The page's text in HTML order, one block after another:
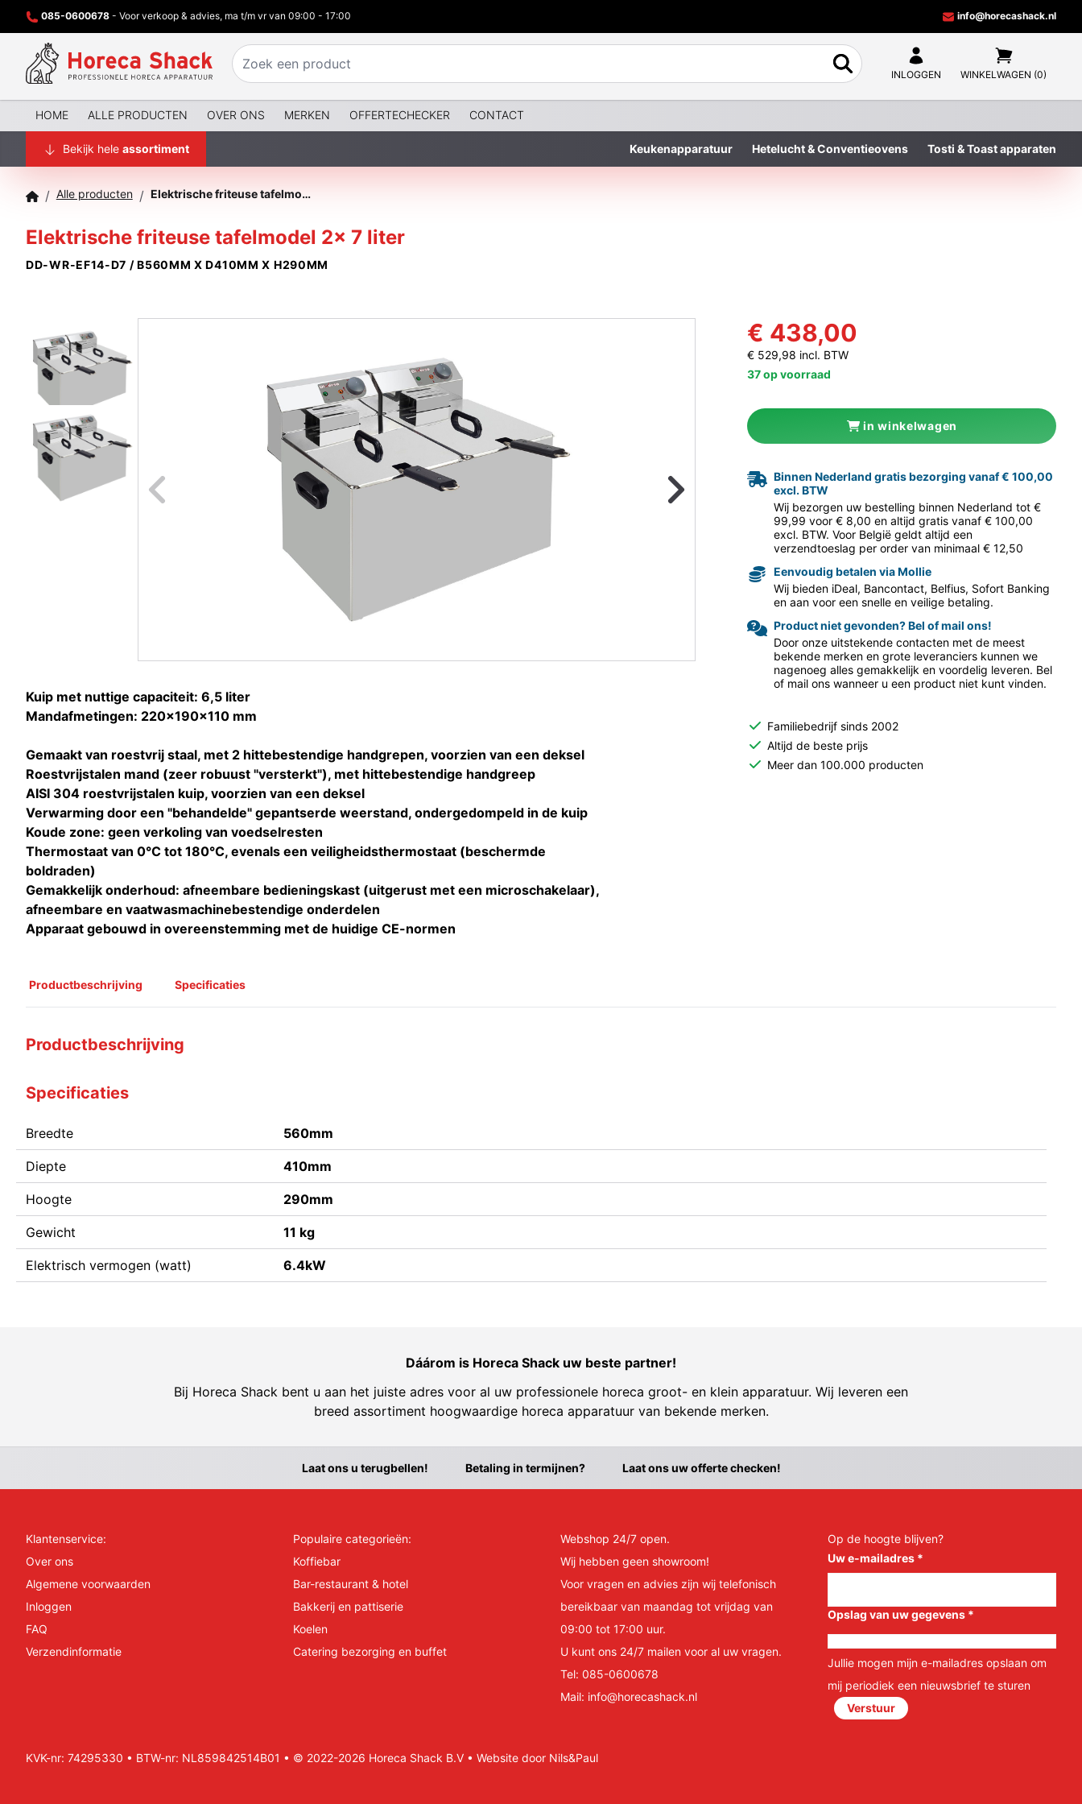
085-0600678 - Voor verkoop & advies, ma t/m vr van 09:00 - 17:00 info@horecashack.nl
INLOGGEN WINKELWAGEN (0)
HOME ALLE PRODUCTEN OVER ONS MERKEN OFFERTECHECKER CONTACT
Bekijk hele assortiment Keukenapparatuur Hetelucht & Conventieovens Tosti & Toast apparaten
/ Alle producten / Elektrische friteuse tafelmodel 2x 7 liter
Elektrische friteuse tafelmodel 2x 7 liter
DD-WR-EF14-D7 / B560MM X D410MM X H290MM
Naar vorige foto Naar volgende
Kuip met nuttige capaciteit: 6,5 liter
Mandafmetingen: 220x190x110 mm
Gemaakt van roestvrij staal, met 2 hittebestendige handgrepen, voorzien van een deksel
Roestvrijstalen mand (zeer robuust "versterkt"), met hittebestendige handgreep
AISI 304 roestvrijstalen kuip, voorzien van een deksel
Verwarming door een "behandelde" gepantserde weerstand, ondergedompeld in de kuip
Koude zone: geen verkoling van voedselresten
Thermostaat van 0°C tot 180°C, evenals een veiligheidsthermostaat (beschermde
boldraden)
Gemakkelijk onderhoud: afneembare bedieningskast (uitgerust met een microschakelaar),
afneembare en vaatwasmachinebestendige onderdelen
Apparaat gebouwd in overeenstemming met de huidige CE-normen
€ 438,00
€ 529,98 incl. BTW
37 op voorraad
in winkelwagen
Binnen Nederland gratis bezorging vanaf € 100,00
excl. BTW
Wij bezorgen uw bestelling binnen Nederland tot €
99,99 voor € 8,00 en altijd gratis vanaf € 100,00
excl. BTW. Voor België geldt altijd een
verzendtoeslag per order van minimaal € 12,50
Eenvoudig betalen via Mollie
Wij bieden iDeal, Bancontact, Belfius, Sofort Banking
en aan voor een snelle en veilige betaling.
Product niet gevonden? Bel of mail ons!
Door onze uitstekende contacten met de meest
bekende merken en grote leveranciers kunnen we
nagenoeg alles gemakkelijk en voordelig leveren. Bel
of mail ons wanneer u een product niet kunt vinden.
Familiebedrijf sinds 2002
Altijd de beste prijs
Meer dan 100.000 producten
Productbeschrijving Specificaties
Productbeschrijving
Specificaties
Breedte 560mm
Diepte 410mm
Hoogte 290mm
Gewicht 11 kg
Elektrisch vermogen (watt) 6.4kW
Dáárom is Horeca Shack uw beste partner!
Bij Horeca Shack bent u aan het juiste adres voor al uw professionele horeca groot- en klein apparatuur. Wij leveren een
breed assortiment hoogwaardige horeca apparatuur van bekende merken.
Laat ons u terugbellen! Betaling in termijnen? Laat ons uw offerte checken!
Klantenservice:
Over ons
Algemene voorwaarden
Inloggen
FAQ
Verzendinformatie
Populaire categorieën:
Koffiebar
Bar-restaurant & hotel
Bakkerij en pattiserie
Koelen
Catering bezorging en buffet
Webshop 24/7 open.
Wij hebben geen showroom!
Voor vragen en advies zijn wij telefonisch
bereikbaar van maandag tot vrijdag van
09:00 tot 17:00 uur.
U kunt ons 24/7 mailen voor al uw vragen.
Tel: 085-0600678
Mail: info@horecashack.nl
Op de hoogte blijven?
Uw e-mailadres *
Opslag van uw gegevens *
Jullie mogen mijn e-mailadres opslaan om
mij periodiek een nieuwsbrief te sturen
Verstuur
KVK-nr: 74295330 • BTW-nr: NL859842514B01 • © 2022-2026 Horeca Shack B.V • Website door Nils&Paul